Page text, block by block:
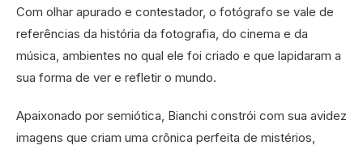
Com olhar apurado e contestador, o fotógrafo se vale de
referências da história da fotografia, do cinema e da
música, ambientes no qual ele foi criado e que lapidaram a
sua forma de ver e refletir o mundo.
Apaixonado por semiótica, Bianchi constrói com sua avidez
imagens que criam uma crônica perfeita de mistérios,